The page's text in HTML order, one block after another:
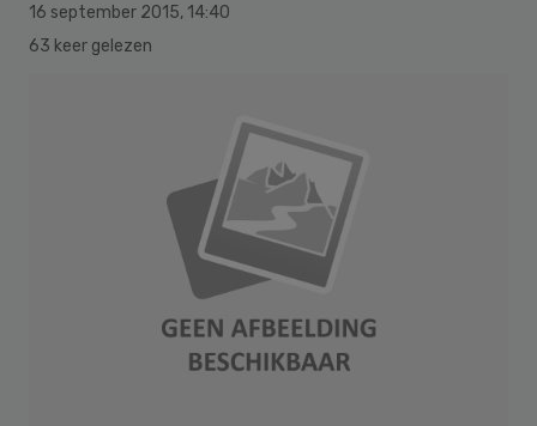
16 september 2015, 14:40
63 keer gelezen